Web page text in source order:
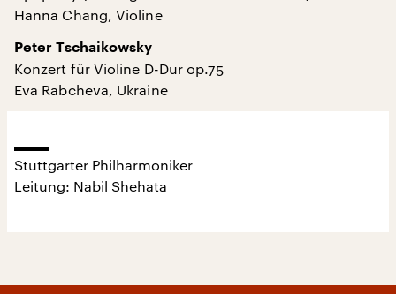
Hanna Chang, Violine
Peter Tschaikowsky
Konzert für Violine D-Dur op.75
Eva Rabcheva, Ukraine
Stuttgarter Philharmoniker
Leitung: Nabil Shehata